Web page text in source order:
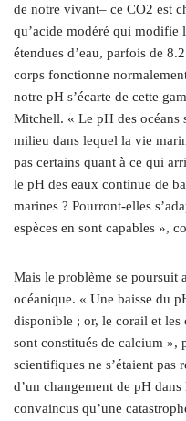
de notre vivant– ce CO2 est
qu’acide modéré qui modifie
étendues d’eau, parfois de
corps fonctionne
notre pH s’écarte de cette
Mitchell. « Le pH des océans
milieu dans lequel la vie
pas certains quant à ce qui
le pH des eaux continue de
marines ? Pourront-elles
espèces en sont capables »,
Mais le problème se poursuit
océanique. « Une baisse du
disponible ; or, le corail et
sont constitués de calcium
scientifiques ne s’étaient pas
d’un changement de pH
convaincus qu’une